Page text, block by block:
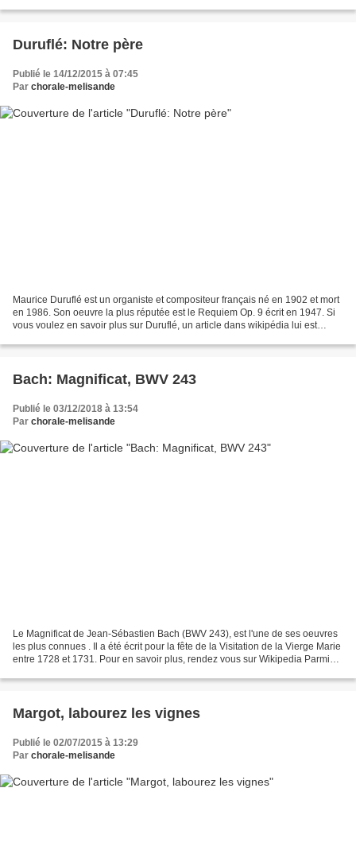
Duruflé: Notre père
Publié le 14/12/2015 à 07:45
Par chorale-melisande
Maurice Duruflé est un organiste et compositeur français né en 1902 et mort
en 1986. Son oeuvre la plus réputée est le Requiem Op. 9 écrit en 1947. Si
vous voulez en savoir plus sur Duruflé, un article dans wikipédia lui est
Bach: Magnificat, BWV 243
Publié le 03/12/2018 à 13:54
Par chorale-melisande
Le Magnificat de Jean-Sébastien Bach (BWV 243), est l'une de ses oeuvres
les plus connues . Il a été écrit pour la fête de la Visitation de la Vierge Marie
entre 1728 et 1731. Pour en savoir plus, rendez vous sur Wikipedia Parmi
Margot, labourez les vignes
Publié le 02/07/2015 à 13:29
Par chorale-melisande